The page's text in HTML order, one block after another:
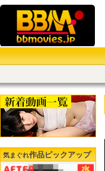
気まぐれ作品ピックアップ